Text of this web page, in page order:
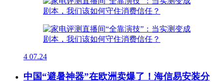
4 07.24
中国“避暑神器”在欧洲卖爆了！海信易安装分